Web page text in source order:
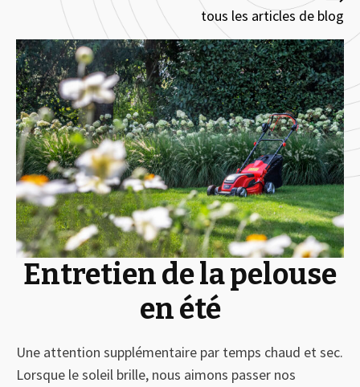
tous les articles de blog
Entretien de la pelouse
en été
Une attention supplémentaire par temps chaud et sec.
Lorsque le soleil brille, nous aimons passer nos